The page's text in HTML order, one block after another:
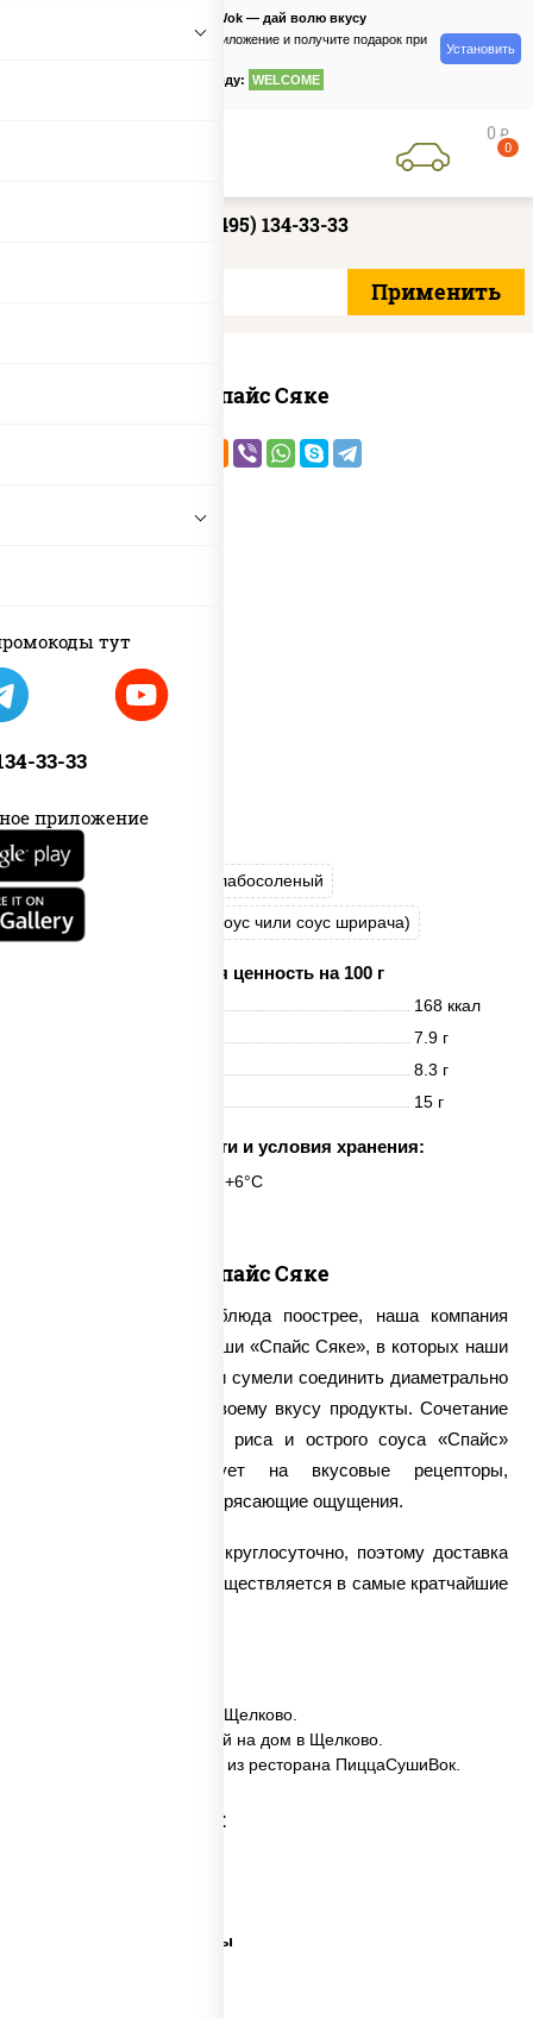
тут
33-33
приложение
PizzaSushiWok — дай волю вкусу
Скачайте приложение и получите подарок при
по промокоду: WELCOME
Установить
0 руб
0
+7 (495) 134-33-33
Спайс Сяке
рис лосось слабосоленый
соус "Спайс" (майонез соус чили соус шрирача)
Пищевая ценность на 100 г
168 ккал
7.9 г
8.3 г
15 г
Срок годности и условия хранения:
6 часов при t° от +2°C до +6°C
Спайс Сяке
Для тех, кто любит блюда поострее, наша компания
предлагает заказать суши «Спайс Сяке», в которых наши
мастера японской кухни сумели соединить диаметрально
противоположные по своему вкусу продукты. Сочетание
слабосоленого лосося, риса и острого соуса «Спайс»
мгновенно воздействует на вкусовые рецепторы,
доставляя поистине потрясающие ощущения.
Мы принимаем заказы круглосуточно, поэтому доставка
суши «Спайс Сяке» осуществляется в самые кратчайшие
✅ Спайс Сяке заказать в Щелково.
✅ Спайс Сяке с доставкой на дом в Щелково.
✅ Спайс Сяке в Щелково из ресторана ПиццаСушиВок.
Категории товара:
Все виды суши и роллы